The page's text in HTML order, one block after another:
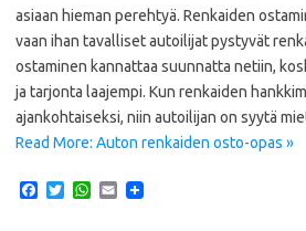
asiaan hieman perehtyä. Renkaiden
vaan ihan tavalliset autoilijat pystyvät
ostaminen kannattaa suunnatta netiin,
ja tarjonta laajempi. Kun renkaiden
ajankohtaiseksi, niin autoilijan on syytä
Read More: Auton renkaiden osto-opas »
T
W
E